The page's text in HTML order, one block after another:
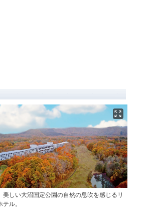
美しい大沼国定公園の自然の息吹を感じるリ
ル。